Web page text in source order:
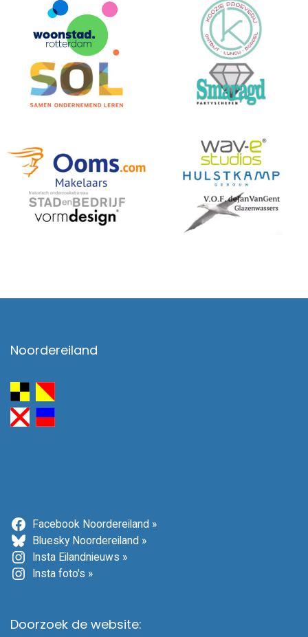
Noordereiland
Facebook Noordereiland »
Bluesky Noordereiland »
Insta Eilandnieuws »
Insta foto's »
Doorzoek de website: